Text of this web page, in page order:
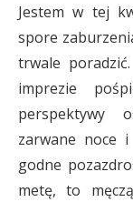
Jestem w tej
spore
trwale
imprezie
perspektywy
zarwane noce
godne
metę, to